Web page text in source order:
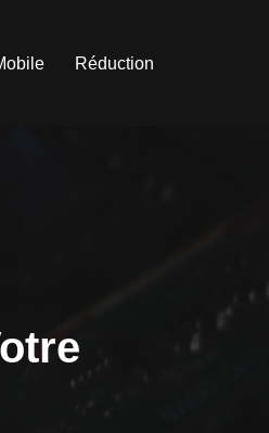
Réduction